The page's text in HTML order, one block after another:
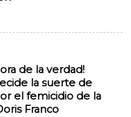
de la verdad!
la suerte de
el femicidio de la
Franco